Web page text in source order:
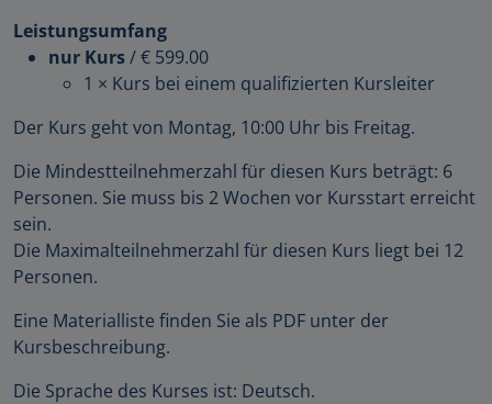
Leistungsumfang
nur Kurs/€ 599.00
1 × Kurs bei einem qualifizierten Kursleiter
Der Kurs geht von Montag, 10:00 Uhr bis Freitag.
Die Mindestteilnehmerzahl für diesen Kurs beträgt: 6
Personen. Sie muss bis 2 Wochen vor Kursstart erreicht
sein.
Die Maximalteilnehmerzahl für diesen Kurs liegt bei 12
Personen.
Eine Materialliste finden Sie als PDF unter der
Kursbeschreibung.
Die Sprache des Kurses ist: Deutsch.